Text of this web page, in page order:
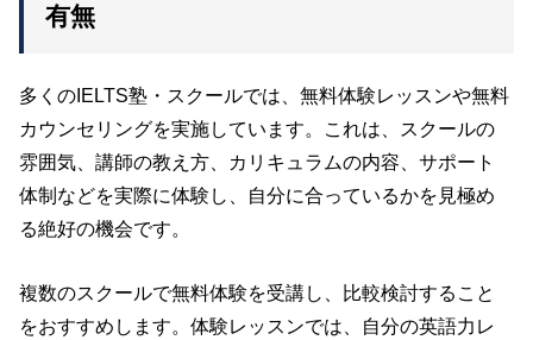
有無
多くのIELTS塾・スクールでは、無料体験レッスンや無料
カウンセリングを実施しています。これは、スクールの
雰囲気、講師の教え方、カリキュラムの内容、サポート
体制などを実際に体験し、自分に合っているかを見極め
る絶好の機会です。
複数のスクールで無料体験を受講し、比較検討すること
をおすすめします。体験レッスンでは、自分の英語力レ